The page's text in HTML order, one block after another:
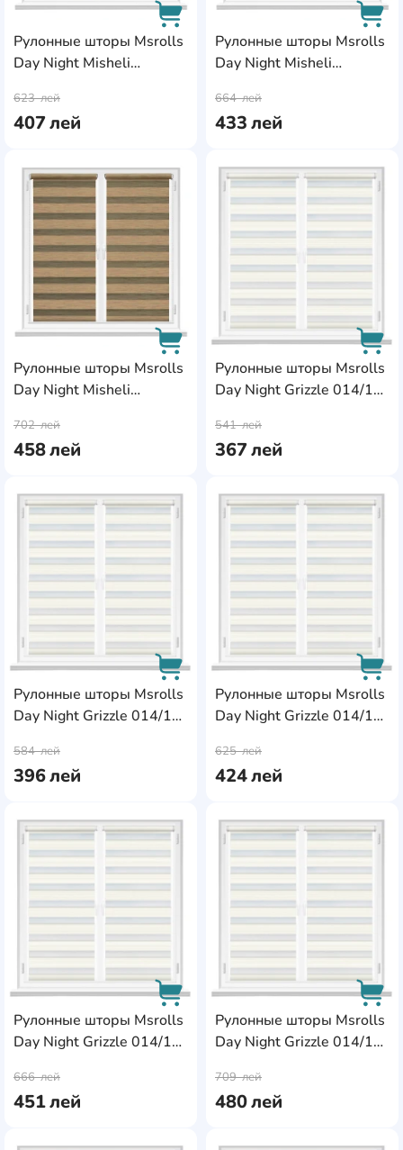
Рулонные шторы Msrolls
Day Night Misheli
0.60x1.70m
407лей
623лей
Рулонные шторы Msrolls
Day Night Misheli
0.65x1.70m
433лей
664лей
Рулонные шторы Msrolls
Day Night Misheli
0.70x1.70m
458лей
702лей
AddCardToFavourite
AddCardToCart
Рулонные шторы Msrolls
Day Night Grizzle 014/1
367лей
541лей
Рулонные шторы Msrolls
Day Night Grizzle 014/1
396лей
584лей
AddCardToFavourite
AddCardToCart
Рулонные шторы Msrolls
Day Night Grizzle 014/1
424лей
625лей
Рулонные шторы Msrolls
Day Night Grizzle 014/1
451лей
666лей
AddCardToFavourite
AddCardToCart
Рулонные шторы Msrolls
Day Night Grizzle 014/1
480лей
709лей